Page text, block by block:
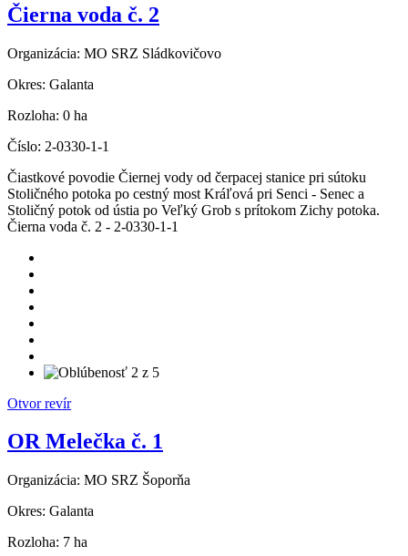
Čierna voda č. 2
Organizácia: MO SRZ Sládkovičovo
Okres: Galanta
Rozloha: 0 ha
Číslo: 2-0330-1-1
Čiastkové povodie Čiernej vody od čerpacej stanice pri sútoku
Stoličného potoka po cestný most Kráľová pri Senci - Senec a
Stoličný potok od ústia po Veľký Grob s prítokom Zichy potoka.
Čierna voda č. 2 - 2-0330-1-1
Otvor revír
OR Melečka č. 1
Organizácia: MO SRZ Šoporňa
Okres: Galanta
Rozloha: 7 ha